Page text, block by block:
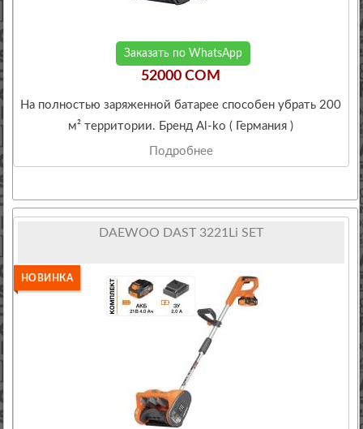
Заказать по WhatsApp
52000 COM
На полностью заряженной батарее способен убрать 200
м² территории. Бренд Al-ko ( Германия )
Подробнее
DAEWOO DAST 3221Li SET
НОВИНКА